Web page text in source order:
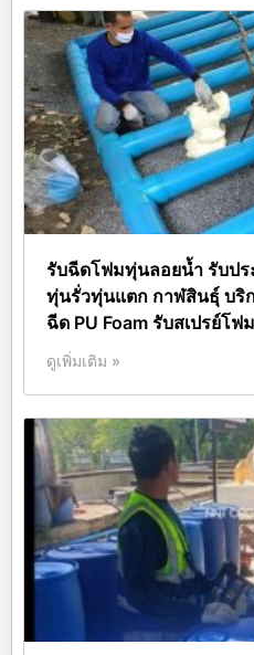
รับฉีดโฟมทุ่นลอยน้ำ รับป
ทุ่นรั่วทุ่นแตก กาฬสินธุ์ บริ
ฉีด PU Foam รับสเปรย์โ
ดูเพิ่มเติม »